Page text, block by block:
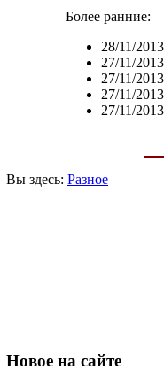
Более ранние:
28/11/
27/11/
27/11/
27/11/
27/11/
Вы здесь: Разное
Новое на сайте